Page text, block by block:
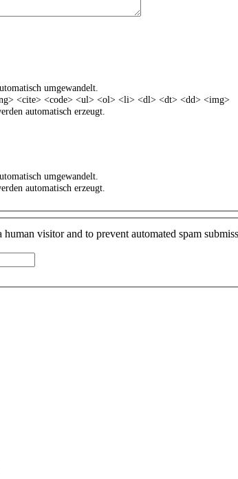
umgewandelt.
<cite> <code> <ul> <ol> <li> <dl> <dt> <dd> <img>
automatisch erzeugt.
umgewandelt.
automatisch erzeugt.
visitor and to prevent automated spam